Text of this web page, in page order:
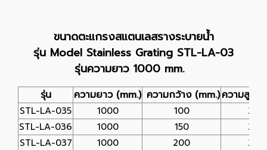
ขนาดตะแกรงสแตนเลสรางระบายน้ำ
รุ่น Model Stainless Grating STL-LA-03
รุ่นความยาว 1000 mm.
รุ่น ความยาว (mm.) ความกว้าง (mm.)ความสูง
STL-LA-035 1000 100
25
STL-LA-036
1000 150
25
STL-LA-037
1000 200
25